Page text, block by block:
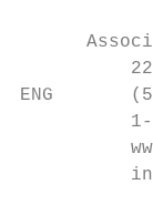
ENG